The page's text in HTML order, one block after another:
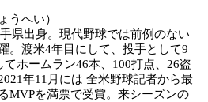
うへい）
県出身。現代野球では前例のない
。渡米4年目にして、投手として9
ホームラン46本、100打点、26盗
年11月には 全米野球記者から最
MVPを満票で受賞。来シーズンの